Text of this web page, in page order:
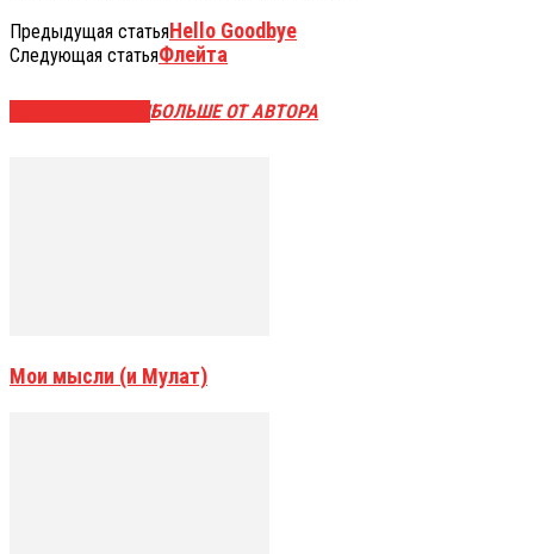
Предыдущая статьяHello Goodbye
Следующая статьяФлейта
БОЛЬШЕ ОТ АВТОРА
Мои мысли (и Мулат)